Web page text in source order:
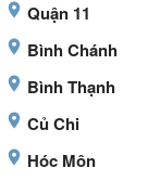
Quận 11
Bình Chánh
Bình Thạnh
Củ Chi
Hóc Môn